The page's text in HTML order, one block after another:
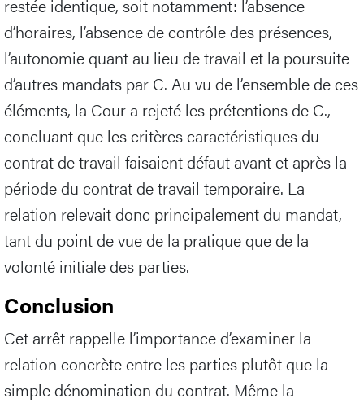
restée identique, soit notamment: l’absence
d’horaires, l’absence de contrôle des présences,
l’autonomie quant au lieu de travail et la poursuite
d’autres mandats par C. Au vu de l’ensemble de ces
éléments, la Cour a rejeté les prétentions de C.,
concluant que les critères caractéristiques du
contrat de travail faisaient défaut avant et après la
période du contrat de travail temporaire. La
relation relevait donc principalement du mandat,
tant du point de vue de la pratique que de la
volonté initiale des parties.
Conclusion
Cet arrêt rappelle l’importance d’examiner la
relation concrète entre les parties plutôt que la
simple dénomination du contrat. Même la